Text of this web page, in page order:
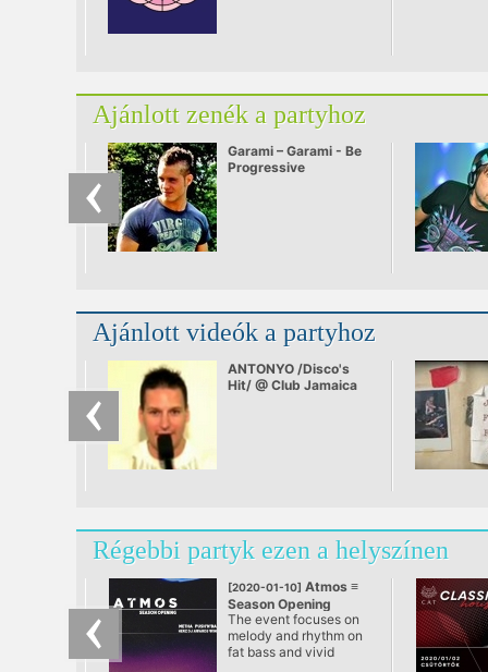
Ajánlott zenék a partyhoz
Garami – Garami - Be
Progressive
Ajánlott videók a partyhoz
ANTONYO /Disco's
Hit/ @ Club Jamaica
Régebbi partyk ezen a helyszínen
[2020-01-10] Atmos ≡
Season Opening
The event focuses on
melody and rhythm on
fat bass and vivid